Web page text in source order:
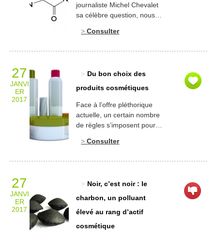
journaliste Michel Chevalet
sa célèbre question, nous
l’importance de la caféine
comme l’actif de choix des
produits amincissants
d’années. Et ce pour une
bonne raison, le
médicament Percutaféine®
mis sur le marché en 1982
Consulter
27
JANVI
ER
2017
Du bon choix des
produits cosmétiques
Face à l’offre pléthorique
actuelle, un certain nombre
de règles s’imposent pour
cosmétiques : – S’adresser
l’on ne peut se procurer
qu’en ligne (un très beau
à réaliser que […]
Consulter
27
JANVI
ER
2017
Noir, c’est noir : le
charbon, un polluant
élevé au rang d’actif
cosmétique